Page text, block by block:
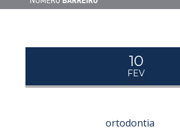
10
FEV
ortodontia